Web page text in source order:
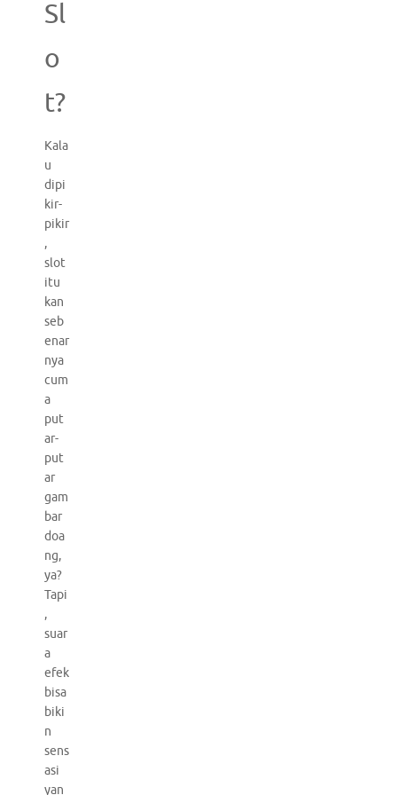
Sl
o
t?
Kala
u
dipi
kir-
pikir
,
slot
itu
kan
seb
enar
nya
cum
a
put
ar-
put
ar
gam
bar
doa
ng,
ya?
Tapi
,
suar
a
efek
bisa
biki
n
sens
asi
yan